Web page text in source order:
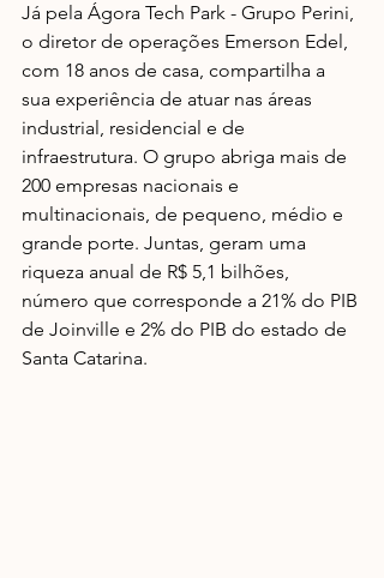
Já pela Ágora Tech Park - Grupo Perini,
o diretor de operações Emerson Edel,
com 18 anos de casa, compartilha a
sua experiência de atuar nas áreas
industrial, residencial e de
infraestrutura. O grupo abriga mais de
200 empresas nacionais e
multinacionais, de pequeno, médio e
grande porte. Juntas, geram uma
riqueza anual de R$ 5,1 bilhões,
número que corresponde a 21% do PIB
de Joinville e 2% do PIB do estado de
Santa Catarina.